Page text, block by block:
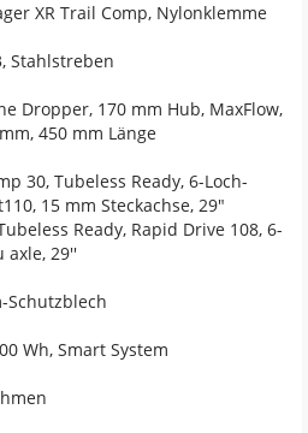
XR Trail Comp, Nylonklemme
Stahlstreben
Dropper, 170 mm Hub, MaxFlow,
450 mm Länge
30, Tubeless Ready, 6-Loch-
15 mm Steckachse, 29"
Ready, Rapid Drive 108, 6-
axle, 29''
Schutzblech
Wh, Smart System